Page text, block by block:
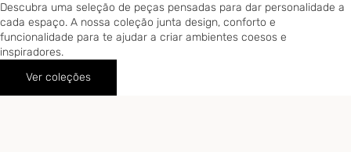
Descubra uma seleção de peças pensadas para dar personalidade a
cada espaço. A nossa coleção junta design, conforto e
funcionalidade para te ajudar a criar ambientes coesos e
inspiradores.
Ver coleções